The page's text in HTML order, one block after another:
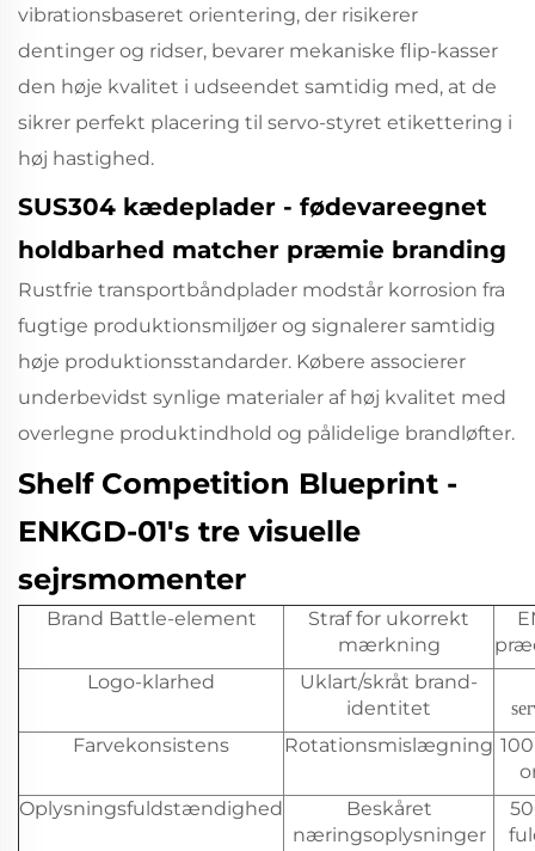
vibrationsbaseret orientering, der risikerer
dentinger og ridser, bevarer mekaniske flip-kasser
den høje kvalitet i udseendet samtidig med, at de
sikrer perfekt placering til servo-styret etikettering i
høj hastighed.
SUS304 kædeplader - fødevareegnet
holdbarhed matcher præmie branding
Rustfrie transportbåndplader modstår korrosion fra
fugtige produktionsmiljøer og signalerer samtidig
høje produktionsstandarder. Købere associerer
underbevidst synlige materialer af høj kvalitet med
overlegne produktindhold og pålidelige brandløfter.
Shelf Competition Blueprint -
ENKGD-01's tre visuelle
sejrsmomenter
Brand Battle-element
Straf for ukorrekt
mærkning
Logo-klarhed
Uklart/skråt brand-
identitet
Farvekonsistens Rotationsmislægning
Oplysningsfuldstændighed
Beskåret
næringsoplysninger